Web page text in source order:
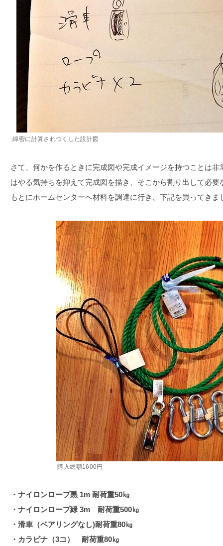
綿密に計算されつくした設計図
さて、何かを作るときに完成図や完成イメージを持つことは非
はやる気持ちを抑えて完成図を描き、そこから割り出して必
もとにホームセンターへ材料を調達に行き、下記を買ってきま
購入総額1600円
・ナイロンロープ黒 1m 耐荷重50㎏
・ナイロンロープ緑 3m 耐荷重500㎏
・滑車（ベアリングなし)耐荷重80㎏
・カラビナ（3コ） 耐荷重80㎏